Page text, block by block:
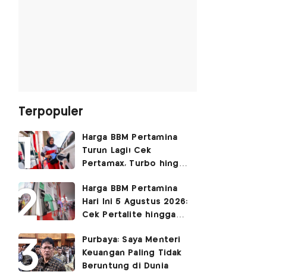
Terpopuler
Harga BBM Pertamina
Turun Lagi! Cek
Pertamax, Turbo hingga
Agustus 2026
Harga BBM Pertamina
Hari Ini 5 Agustus 2026:
Cek Pertalite hingga
Turun
Purbaya: Saya Menteri
Keuangan Paling Tidak
Beruntung di Dunia